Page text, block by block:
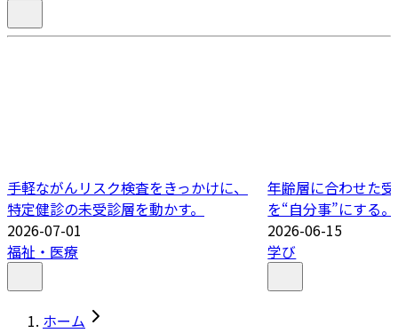
手軽ながんリスク検査をきっかけに、
特定健診の未受診層を動かす。
2026-07-01
福祉・医療
年齢層に合わせた
を“自分事”にする。
2026-06-15
学び
ホーム